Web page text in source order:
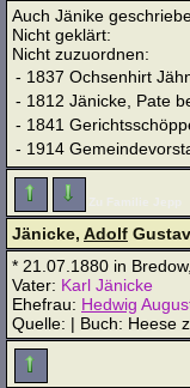
Auch Jänike
Nicht geklärt:
Nicht zuzuordnen:
- 1837 Ochsenhirt
- 1812 Jänicke, Pate
- 1841
- 1914
Jänicke, Adolf
* 21.07.1880 in
Vater: Karl Jänicke
Ehefrau: Hedwig
Quelle: | Buch: Heese